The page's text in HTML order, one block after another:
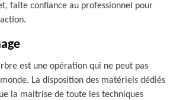
faite confiance au professionnel pour
est une opération qui ne peut pas
La disposition des matériels dédiés
la maitrise de toute les techniques